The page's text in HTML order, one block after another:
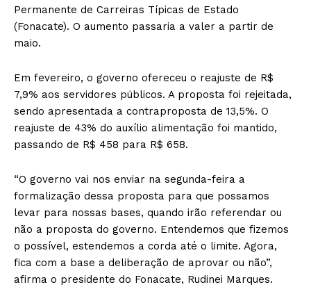
Permanente de Carreiras Típicas de Estado
(Fonacate). O aumento passaria a valer a partir de
maio.
Em fevereiro, o governo ofereceu o reajuste de R$
7,9% aos servidores públicos. A proposta foi rejeitada,
sendo apresentada a contraproposta de 13,5%. O
reajuste de 43% do auxílio alimentação foi mantido,
passando de R$ 458 para R$ 658.
“O governo vai nos enviar na segunda-feira a
formalização dessa proposta para que possamos
levar para nossas bases, quando irão referendar ou
não a proposta do governo. Entendemos que fizemos
o possível, estendemos a corda até o limite. Agora,
fica com a base a deliberação de aprovar ou não”,
afirma o presidente do Fonacate, Rudinei Marques.